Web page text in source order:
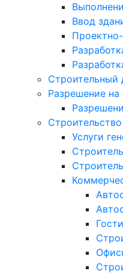
Ввод
Строительный
Разрешение на
Услуги